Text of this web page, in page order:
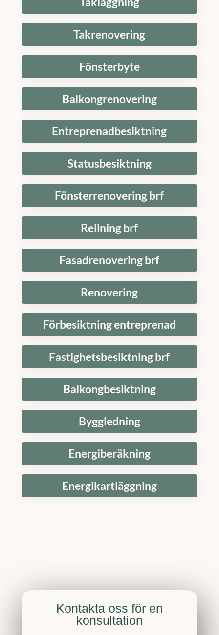
Takrenovering
Fönsterbyte
Balkongrenovering
Entreprenadbesiktning
Statusbesiktning
Fönsterrenovering brf
Relining brf
Fasadrenovering brf
Renovering
Förbesiktning entreprenad
Fastighetsbesiktning brf
Balkongbesiktning
Byggledning
Energiberäkning
Energikartläggning
Kontakta oss för en
konsultation